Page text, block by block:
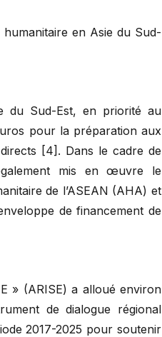
humanitaire en Asie du Sud-
du Sud-Est, en priorité au
pour la préparation aux
[4]. Dans le cadre de
mis en œuvre le
de l’ASEAN (AHA) et
de financement de
» (ARISE) a alloué environ
de dialogue régional
2017-2025 pour soutenir